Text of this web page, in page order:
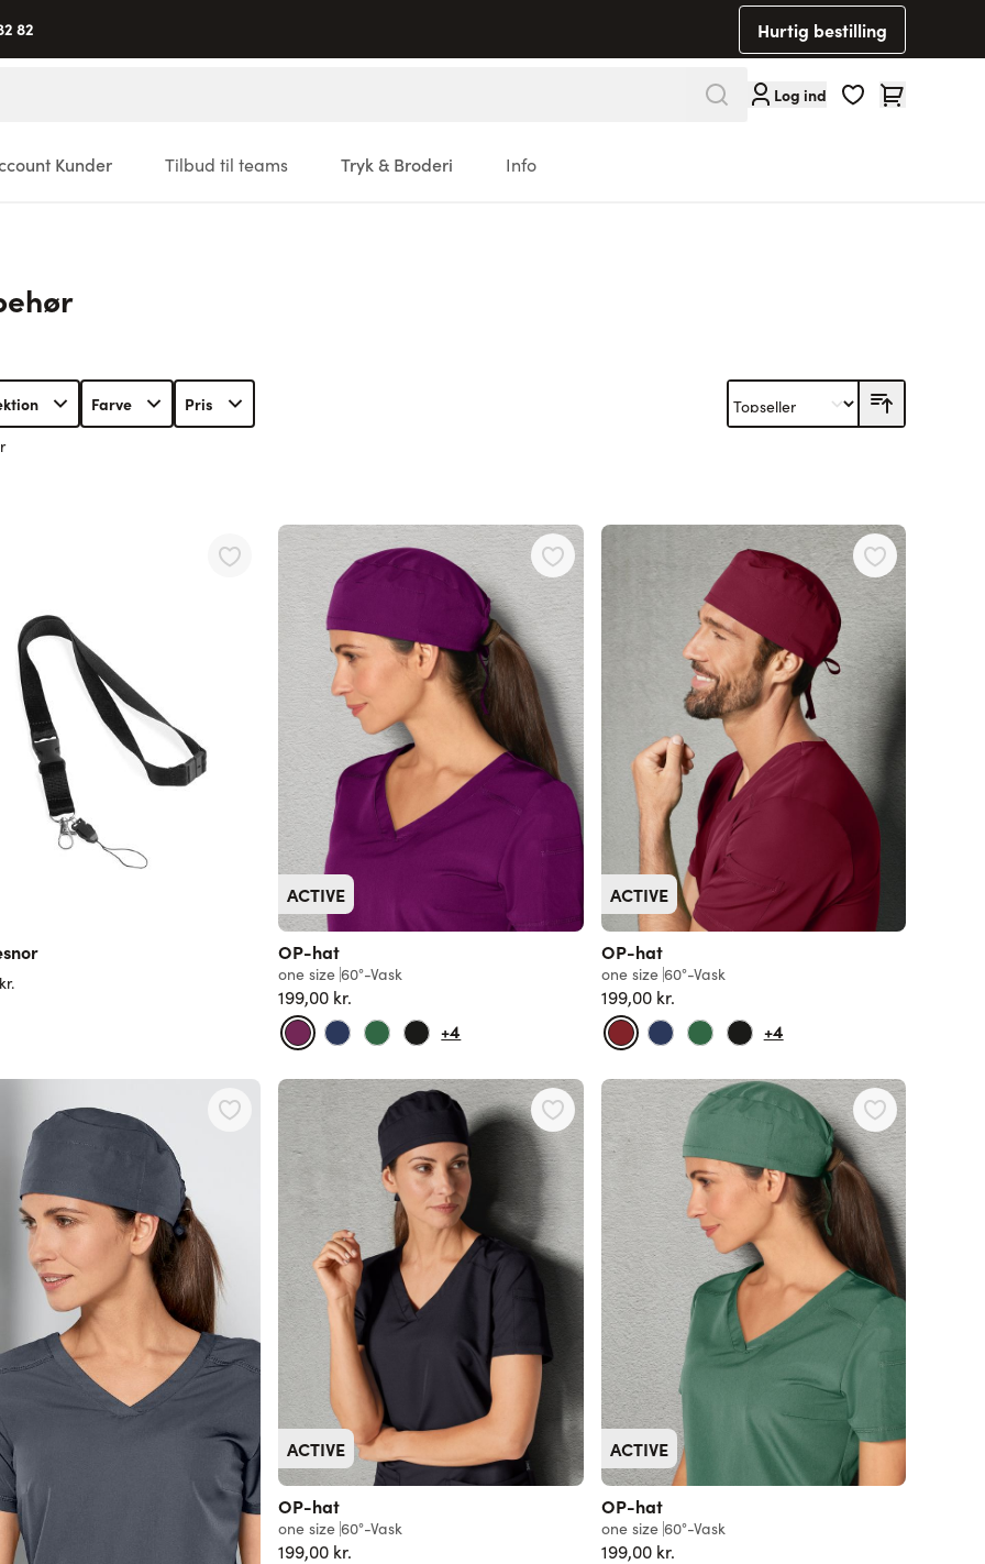
82 Hurtig bestilling
Log ind Cart
Kunder Tilbud til teams Tryk & Broderi Info
Farve Pris
ACTIVE
OP-hat
one size 60°-Vask
199,00 kr.
+4
ACTIVE
OP-hat
one size 60°-Vask
199,00 kr.
+4
ACTIVE
OP-hat
one size 60°-Vask
199,00 kr.
ACTIVE
OP-hat
one size 60°-Vask
199,00 kr.